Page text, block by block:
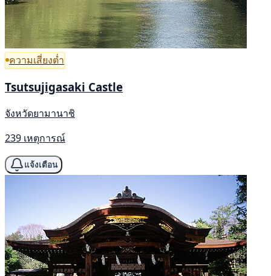
ความเสี่ยงต่ำ
Tsutsujigasaki Castle
จังหวัดยามานาชิ
239 เหตุการณ์
แจ้งเตือน